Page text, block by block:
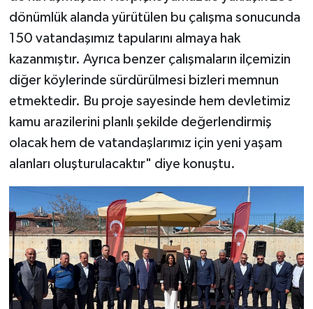
dönümlük alanda yürütülen bu çalışma sonucunda
150 vatandaşımız tapularını almaya hak
kazanmıştır. Ayrıca benzer çalışmaların ilçemizin
diğer köylerinde sürdürülmesi bizleri memnun
etmektedir. Bu proje sayesinde hem devletimiz
kamu arazilerini planlı şekilde değerlendirmiş
olacak hem de vatandaşlarımız için yeni yaşam
alanları oluşturulacaktır" diye konuştu.